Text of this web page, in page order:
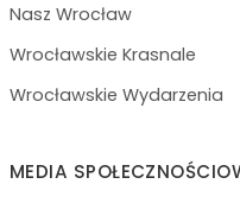
Nasz Wrocław
Wrocławskie Krasnale
Wrocławskie Wydarzenia
MEDIA